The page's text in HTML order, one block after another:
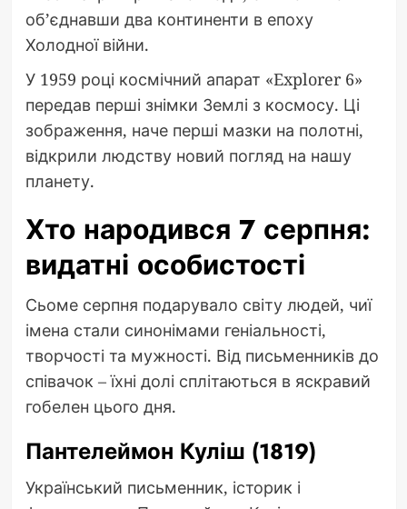
об’єднавши два континенти в епоху
Холодної війни.
У 1959 році космічний апарат «Explorer 6»
передав перші знімки Землі з космосу. Ці
зображення, наче перші мазки на полотні,
відкрили людству новий погляд на нашу
планету.
Хто народився 7 серпня:
видатні особистості
Сьоме серпня подарувало світу людей, чиї
імена стали синонімами геніальності,
творчості та мужності. Від письменників до
співачок – їхні долі сплітаються в яскравий
гобелен цього дня.
Пантелеймон Куліш (1819)
Український письменник, історик і